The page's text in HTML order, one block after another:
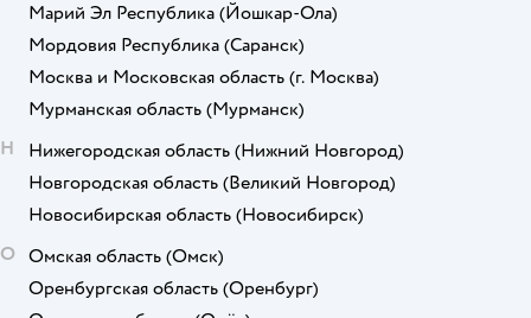
Марий Эл Республика (Йошкар-Ола)
Мордовия Республика (Саранск)
Москва и Московская область (г. Москва)
Мурманская область (Мурманск)
Н
Нижегородская область (Нижний Новгород)
Новгородская область (Великий Новгород)
Новосибирская область (Новосибирск)
О Омская область (Омск)
Оренбургская область (Оренбург)